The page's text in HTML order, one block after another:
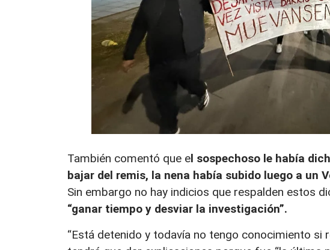
También comentó que el sospechoso le había
bajar del remis, la nena había subido luego a un
Sin embargo no hay indicios que respalden estos
“ganar tiempo y desviar la investigación”.
“Está detenido y todavía no tengo conocimiento si